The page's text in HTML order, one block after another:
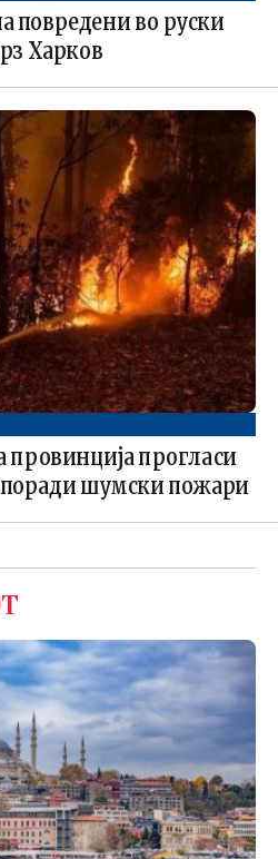
повредени во руски
Харков
провинција прогласи
поради шумски пожари